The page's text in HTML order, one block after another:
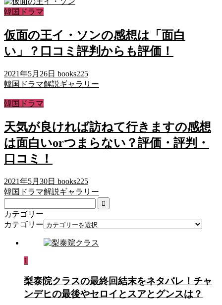
韓国ドラマ
仮面の王イ・ソンの感想は「面白
い」？口コミ評判からも評価！
2021年5月26日 books225
韓国ドラマ解説ギャラリー
韓国ドラマ
天気が良ければ訪ねて行きますの感想
は面白いorつまらない？評価・評判・
口コミ！
2021年5月30日 books225
韓国ドラマ解説ギャラリー
カテゴリー
カテゴリー
1
梨泰院クラスの最終回結末をネタバレ！チャ
ンデヒの最後やセロイとスアとグンスは？